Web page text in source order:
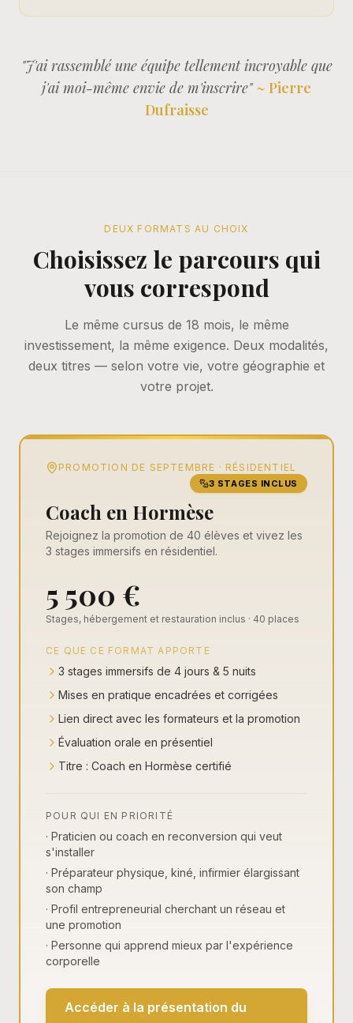
"J'ai rassemblé une équipe tellement incroyable que
j'ai moi-même envie de m'inscrire" ~ Pierre
Dufraisse
DEUX FORMATS AU CHOIX
Choisissez le parcours qui
vous correspond
Le même cursus de 18 mois, le même
investissement, la même exigence. Deux modalités,
deux titres — selon votre vie, votre géographie et
votre projet.
PROMOTION DE SEPTEMBRE · RÉSIDENTIEL
3 STAGES INCLUS
Coach en Hormèse
Rejoignez la promotion de 40 élèves et vivez les
3 stages immersifs en résidentiel.
5 500 €
Stages, hébergement et restauration inclus · 40 places
CE QUE CE FORMAT APPORTE
3 stages immersifs de 4 jours & 5 nuits
Mises en pratique encadrées et corrigées
Lien direct avec les formateurs et la promotion
Évaluation orale en présentiel
Titre : Coach en Hormèse certifié
POUR QUI EN PRIORITÉ
· Praticien ou coach en reconversion qui veut
s'installer
· Préparateur physique, kiné, infirmier élargissant
son champ
· Profil entrepreneurial cherchant un réseau et
une promotion
· Personne qui apprend mieux par l'expérience
corporelle
Accéder à la présentation du